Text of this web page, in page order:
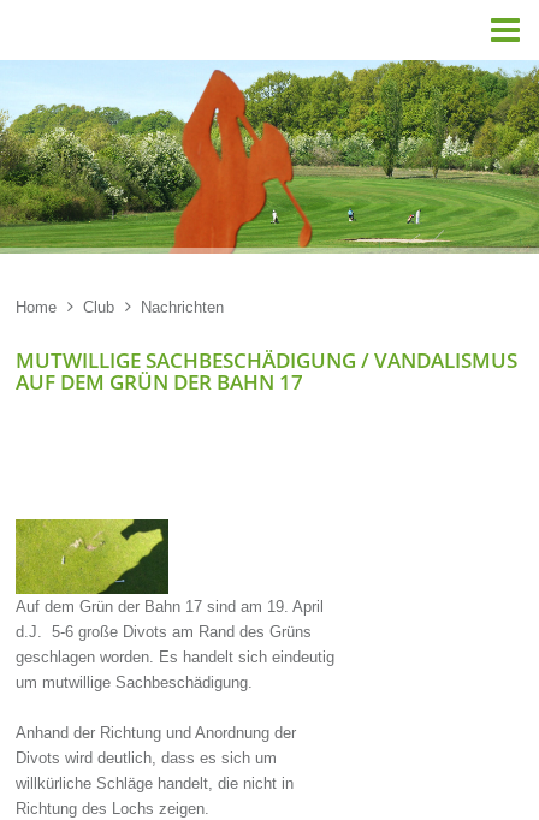

Home  Club  Nachrichten
MUTWILLIGE SACHBESCHÄDIGUNG / VANDALISMUS
AUF DEM GRÜN DER BAHN 17
Auf dem Grün der Bahn 17 sind am 19. April
d.J. 5-6 große Divots am Rand des Grüns
geschlagen worden. Es handelt sich eindeutig
um mutwillige Sachbeschädigung.
Anhand der Richtung und Anordnung der
Divots wird deutlich, dass es sich um
willkürliche Schläge handelt, die nicht in
Richtung des Lochs zeigen.